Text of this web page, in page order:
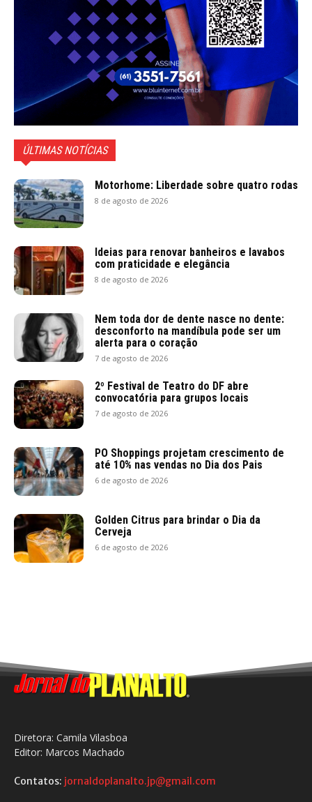
ÚLTIMAS NOTÍCIAS
Motorhome: Liberdade sobre quatro rodas
8 de agosto de 2026
Ideias para renovar banheiros e lavabos
com praticidade e elegância
8 de agosto de 2026
Nem toda dor de dente nasce no dente:
desconforto na mandíbula pode ser um
alerta para o coração
7 de agosto de 2026
2º Festival de Teatro do DF abre
convocatória para grupos locais
7 de agosto de 2026
PO Shoppings projetam crescimento de
até 10% nas vendas no Dia dos Pais
6 de agosto de 2026
Golden Citrus para brindar o Dia da
Cerveja
6 de agosto de 2026
Diretora: Camila Vilasboa
Editor: Marcos Machado
Contatos: jornaldoplanalto.jp@gmail.com